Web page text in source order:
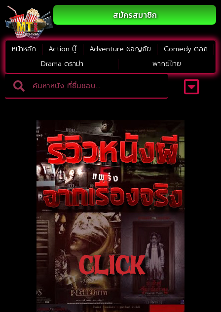
สมัครสมาชิก
หน้าหลัก Action บู๊ Adventure ผจญภัย
Comedy ตลก
Drama ดราม่า
พากย์ไทย